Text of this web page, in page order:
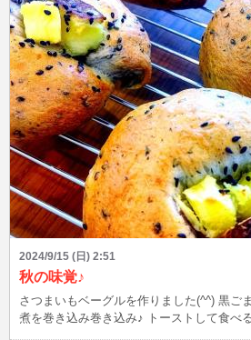
2024/9/15 (日) 2:51
秋の味覚♪
さつまいもベーグルを作りました(^^) 黒ご
煮を巻き込み巻き込み♪ トーストして食べると…カリッもち！ バター